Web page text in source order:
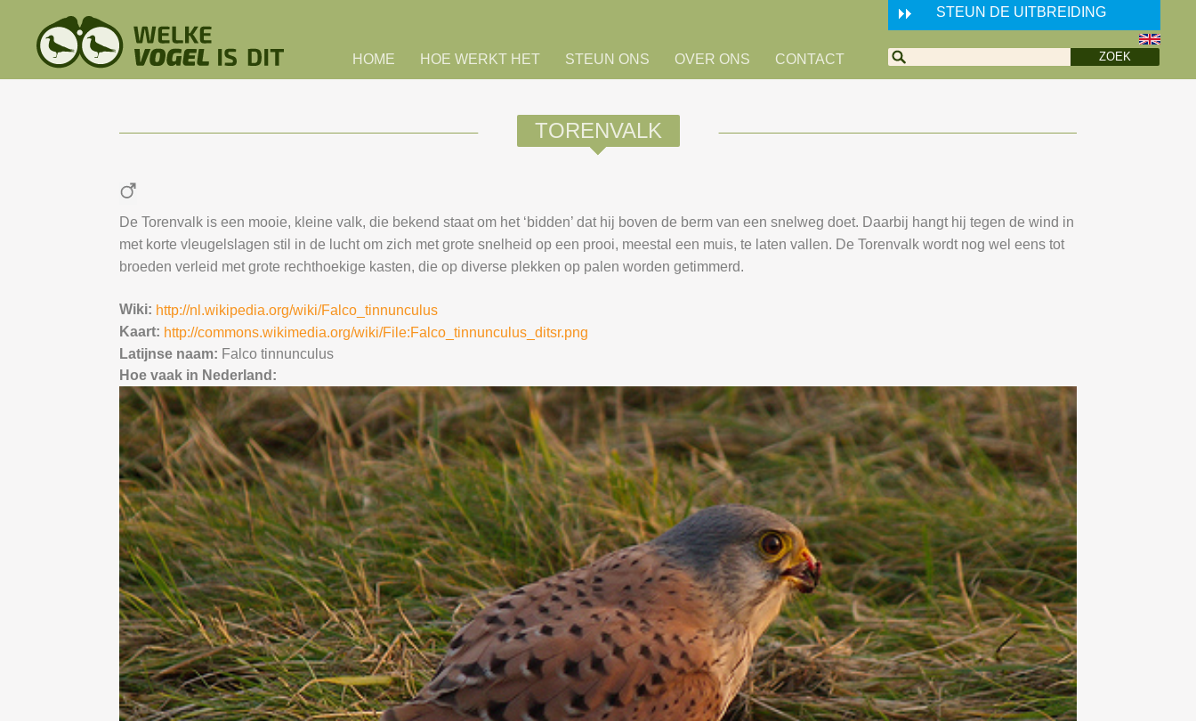
STEUN DE UITBREIDING
HOME HOE WERKT HET STEUN ONS OVER ONS CONTACT
TORENVALK
De Torenvalk is een mooie, kleine valk, die bekend staat om het ‘bidden’ dat hij boven de berm van een snelweg doet. Daarbij hangt hij tegen de wind in
met korte vleugelslagen stil in de lucht om zich met grote snelheid op een prooi, meestal een muis, te laten vallen. De Torenvalk wordt nog wel eens tot
broeden verleid met grote rechthoekige kasten, die op diverse plekken op palen worden getimmerd.
Wiki: http://nl.wikipedia.org/wiki/Falco_tinnunculus
Kaart: http://commons.wikimedia.org/wiki/File:Falco_tinnunculus_ditsr.png
Latijnse naam: Falco tinnunculus
Hoe vaak in Nederland: